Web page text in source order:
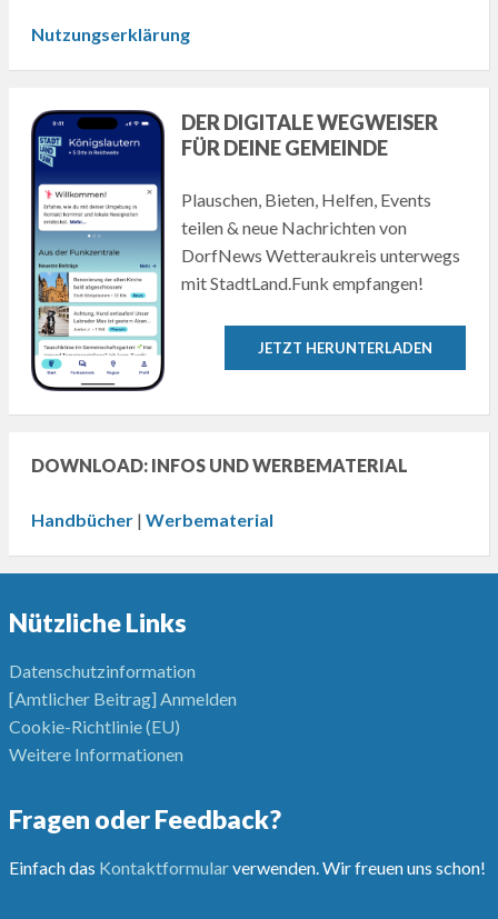
Nutzungserklärung
DER DIGITALE WEGWEISER
FÜR DEINE GEMEINDE
Plauschen, Bieten, Helfen, Events
teilen & neue Nachrichten von
DorfNews Wetteraukreis unterwegs
mit StadtLand.Funk empfangen!
JETZT HERUNTERLADEN
DOWNLOAD: INFOS UND WERBEMATERIAL
Handbücher| Werbematerial
Nützliche Links
Datenschutzinformation
[Amtlicher Beitrag] Anmelden
Cookie-Richtlinie (EU)
Weitere Informationen
Fragen oder Feedback?
Einfach das Kontaktformularverwenden. Wir freuen uns schon!